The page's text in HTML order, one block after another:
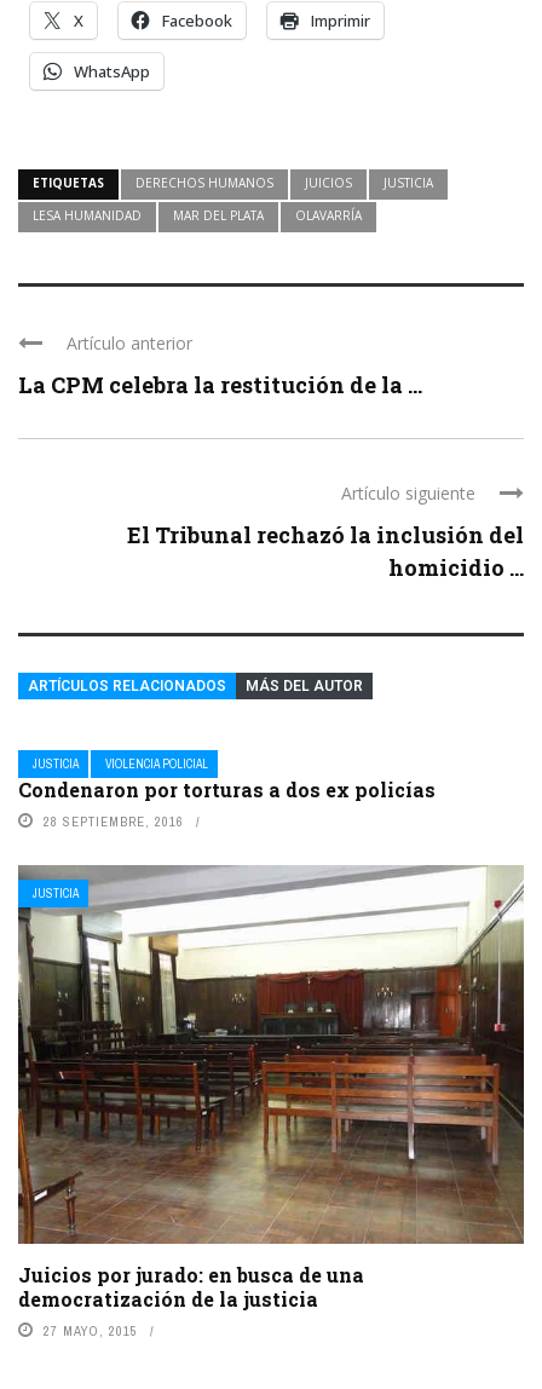
X Facebook Imprimir
WhatsApp
ETIQUETAS DERECHOS HUMANOS JUICIOS
JUSTICIA
LESA HUMANIDAD
MAR DEL PLATA OLAVARRÍA
Artículo anterior
La CPM celebra la restitución de la ...
Artículo siguiente
El Tribunal rechazó la inclusión del
homicidio ...
ARTÍCULOS RELACIONADOS MÁS DEL AUTOR
JUSTICIA VIOLENCIA POLICIAL
Condenaron por torturas a dos ex policías
28 SEPTIEMBRE, 2016
JUSTICIA
Juicios por jurado: en busca de una
democratización de la justicia
27 MAYO, 2015